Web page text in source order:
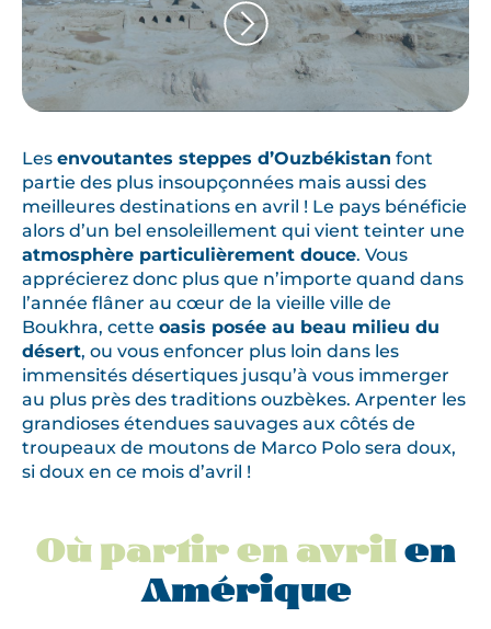
Les envoutantes steppes d’Ouzbékistan font
partie des plus insoupçonnées mais aussi des
meilleures destinations en avril ! Le pays bénéficie
alors d’un bel ensoleillement qui vient teinter une
atmosphère particulièrement douce. Vous
apprécierez donc plus que n’importe quand dans
l’année flâner au cœur de la vieille ville de
Boukhra, cette oasis posée au beau milieu du
désert, ou vous enfoncer plus loin dans les
immensités désertiques jusqu’à vous immerger
au plus près des traditions ouzbèkes. Arpenter les
grandioses étendues sauvages aux côtés de
troupeaux de moutons de Marco Polo sera doux,
si doux en ce mois d’avril !
Où partir en avril en
Amérique